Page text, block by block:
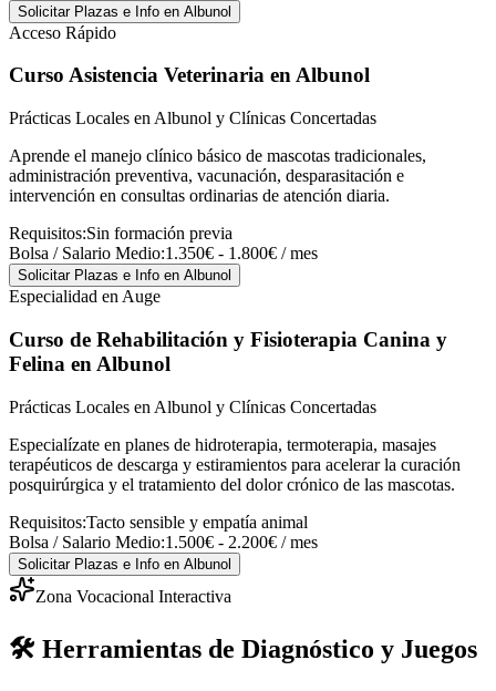
Solicitar Plazas e Info en Albunol
Acceso Rápido
Curso Asistencia Veterinaria en Albunol
Prácticas Locales en Albunol y Clínicas Concertadas
Aprende el manejo clínico básico de mascotas tradicionales,
administración preventiva, vacunación, desparasitación e
intervención en consultas ordinarias de atención diaria.
Requisitos:Sin formación previa
Bolsa / Salario Medio:1.350€ - 1.800€ / mes
Solicitar Plazas e Info en Albunol
Especialidad en Auge
Curso de Rehabilitación y Fisioterapia Canina y
Felina en Albunol
Prácticas Locales en Albunol y Clínicas Concertadas
Especialízate en planes de hidroterapia, termoterapia, masajes
terapéuticos de descarga y estiramientos para acelerar la curación
posquirúrgica y el tratamiento del dolor crónico de las mascotas.
Requisitos:Tacto sensible y empatía animal
Bolsa / Salario Medio:1.500€ - 2.200€ / mes
Solicitar Plazas e Info en Albunol
Zona Vocacional Interactiva
🛠️ Herramientas de Diagnóstico y Juegos